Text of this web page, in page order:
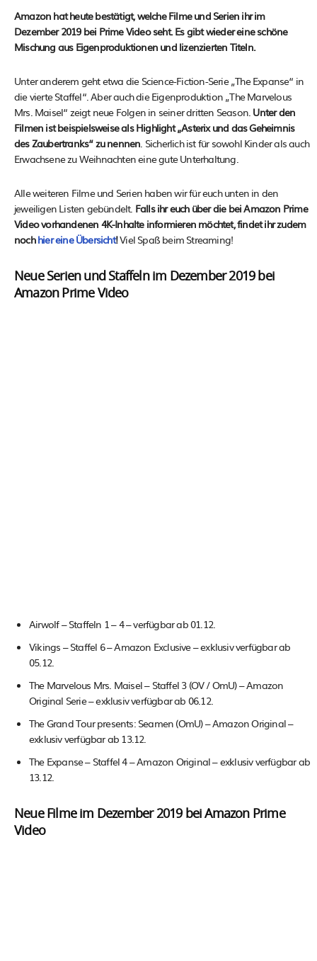
Amazon hat heute bestätigt, welche Filme und Serien ihr im
Dezember 2019 bei Prime Video seht. Es gibt wieder eine schöne
Mischung aus Eigenproduktionen und lizenzierten Titeln.
Unter anderem geht etwa die Science-Fiction-Serie „The Expanse“ in
die vierte Staffel“. Aber auch die Eigenproduktion „The Marvelous
Mrs. Maisel“ zeigt neue Folgen in seiner dritten Season. Unter den
Filmen ist beispielsweise als Highlight „Asterix und das Geheimnis
des Zaubertranks“ zu nennen. Sicherlich ist für sowohl Kinder als auch
Erwachsene zu Weihnachten eine gute Unterhaltung.
Alle weiteren Filme und Serien haben wir für euch unten in den
jeweiligen Listen gebündelt. Falls ihr euch über die bei Amazon Prime
Video vorhandenen 4K-Inhalte informieren möchtet, findet ihr zudem
nochhier eine Übersicht!Viel Spaß beim Streaming!
Neue Serien und Staffeln im Dezember 2019 bei
Amazon Prime Video
Airwolf – Staffeln 1 – 4 – verfügbar ab 01.12.
Vikings – Staffel 6 – Amazon Exclusive – exklusiv verfügbar ab
05.12.
The Marvelous Mrs. Maisel – Staffel 3 (OV / OmU) – Amazon
Original Serie – exklusiv verfügbar ab 06.12.
The Grand Tour presents: Seamen (OmU) – Amazon Original –
exklusiv verfügbar ab 13.12.
The Expanse – Staffel 4 – Amazon Original – exklusiv verfügbar ab
13.12.
Neue Filme im Dezember 2019 bei Amazon Prime
Video